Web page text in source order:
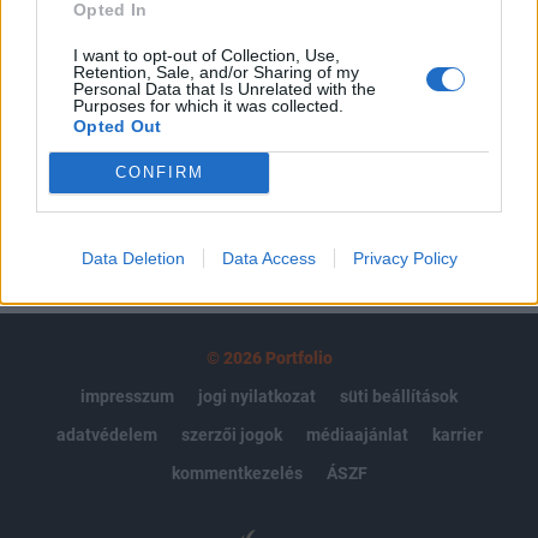
Opted In
I want to opt-out of Collection, Use,
Retention, Sale, and/or Sharing of my
Personal Data that Is Unrelated with the
Purposes for which it was collected.
Opted Out
CONFIRM
Data Deletion Data Access Privacy Policy
kötéslistái
Előfizetés
MÁR ELŐFIZETŐNK VAGY?
© 2026 Portfolio
impresszum
jogi nyilatkozat
süti beállítások
adatvédelem
szerzői jogok médiaajánlat
karrier
kommentkezelés
ÁSZF